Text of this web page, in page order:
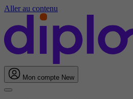
Aller au contenu
Mon compte New